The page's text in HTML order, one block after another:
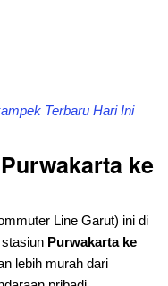
Terbaru Hari Ini
ke
Line Garut) ini di
Purwakarta ke
lebih murah dari